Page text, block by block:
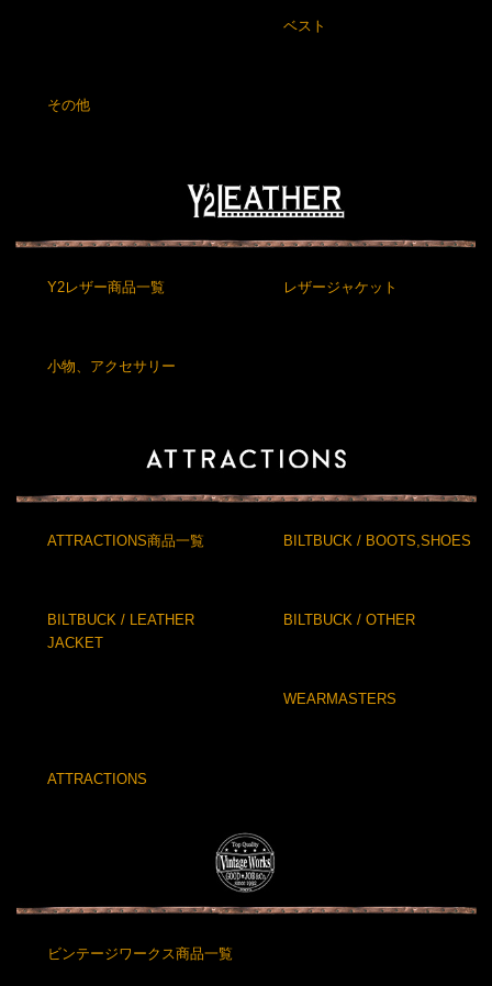
ベスト
その他
Y2レザー商品一覧 レザージャケット
小物、アクセサリー
ATTRACTIONS商品一覧 BILTBUCK / BOOTS,SHOES
BILTBUCK / LEATHER
JACKET
BILTBUCK / OTHER
WEARMASTERS
ATTRACTIONS
ビンテージワークス商品一覧